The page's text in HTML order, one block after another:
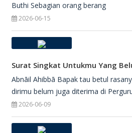
Buthi Sebagian orang berang
2026-06-15
Abnāil Ahibbā Bapak tau betul
dirimu belum juga diterima di
2026-06-09